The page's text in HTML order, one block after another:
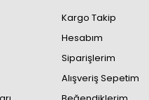
Kargo Takip
Hesabım
Siparişlerim
Alışveriş Sepetim